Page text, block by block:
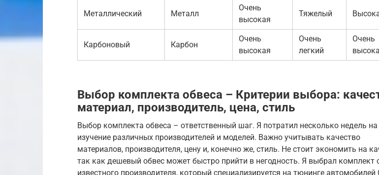
Металлический Металл
Очень
высокая
Тяжелый
Карбоновый Карбон
Очень
высокая
Очень
легкий
Очень
Выбор комплекта обвеса – Критерии выбора:
материал, производитель, цена, стиль
Выбор комплекта обвеса – ответственный шаг. Я потратил несколько недель на
изучение различных производителей и моделей. Важно учитывать качество
материалов, производителя, цену и, конечно же, стиль. Не стоит экономить на
так как дешевый обвес может быстро прийти в негодность. Я выбрал комплект
известного производителя, который специализируется на тюнинге автомобилей